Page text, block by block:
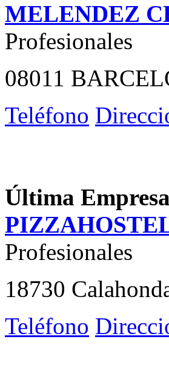
MELENDEZ
Profesionales
08011
Teléfono
Última Empresa
Profesionales
18730
Teléfono